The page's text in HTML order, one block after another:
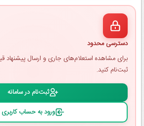
دسترسی محدود
برای مشاهده استعلام‌های جاری و ارسال پیشنهاد
ثبت‌نام کنید.
ثبت‌نام در سامانه
ورود به حساب کاربری